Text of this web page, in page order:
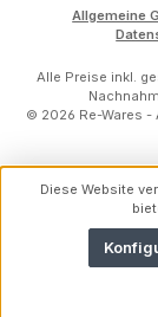
Allgemeine
Alle Preise inkl.
© 2026 Re-Wares -
Diese Website